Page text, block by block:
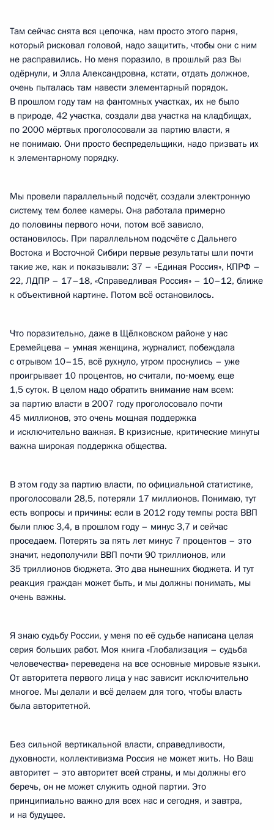
Там сейчас снята вся цепочка, нам просто этого парня,
который рисковал головой, надо защитить, чтобы они с ним
не расправились. Но меня поразило, в прошлый раз Вы
одёрнули, и Элла Александровна, кстати, отдать должное,
очень пыталась там навести элементарный порядок.
В прошлом году там на фантомных участках, их не было
в природе, 42 участка, создали два участка на кладбищах,
по 2000 мёртвых проголосовали за партию власти, я
не понимаю. Они просто беспредельщики, надо призвать их
к элементарному порядку.
Мы провели параллельный подсчёт, создали электронную
систему, тем более камеры. Она работала примерно
до половины первого ночи, потом всё зависло,
остановилось. При параллельном подсчёте с Дальнего
Востока и Восточной Сибири первые результаты шли почти
такие же, как и показывали: 37 – «Единая Россия», КПРФ –
22, ЛДПР – 17–18, «Справедливая Россия» – 10–12, ближе
к объективной картине. Потом всё остановилось.
Что поразительно, даже в Щёлковском районе у нас
Еремейцева – умная женщина, журналист, побеждала
с отрывом 10–15, всё рухнуло, утром проснулись – уже
проигрывает 10 процентов, но считали, по‑моему, еще
1,5 суток. В целом надо обратить внимание нам всем:
за партию власти в 2007 году проголосовало почти
45 миллионов, это очень мощная поддержка
и исключительно важная. В кризисные, критические минуты
важна широкая поддержка общества.
В этом году за партию власти, по официальной статистике,
проголосовали 28,5, потеряли 17 миллионов. Понимаю, тут
есть вопросы и причины: если в 2012 году темпы роста ВВП
были плюс 3,4, в прошлом году – минус 3,7 и сейчас
проседаем. Потерять за пять лет минус 7 процентов – это
значит, недополучили ВВП почти 90 триллионов, или
35 триллионов бюджета. Это два нынешних бюджета. И тут
реакция граждан может быть, и мы должны понимать, мы
очень важны.
Я знаю судьбу России, у меня по её судьбе написана целая
серия больших работ. Моя книга «Глобализация – судьба
человечества» переведена на все основные мировые языки.
От авторитета первого лица у нас зависит исключительно
многое. Мы делали и всё делаем для того, чтобы власть
была авторитетной.
Без сильной вертикальной власти, справедливости,
духовности, коллективизма Россия не может жить. Но Ваш
авторитет – это авторитет всей страны, и мы должны его
беречь, он не может служить одной партии. Это
принципиально важно для всех нас и сегодня, и завтра,
и на будущее.